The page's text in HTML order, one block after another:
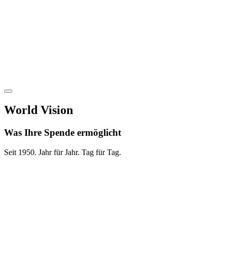
World Vision
Was Ihre Spende ermöglicht
Seit 1950. Jahr für Jahr. Tag für Tag.